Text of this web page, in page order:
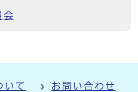
会
いて お問い合わせ